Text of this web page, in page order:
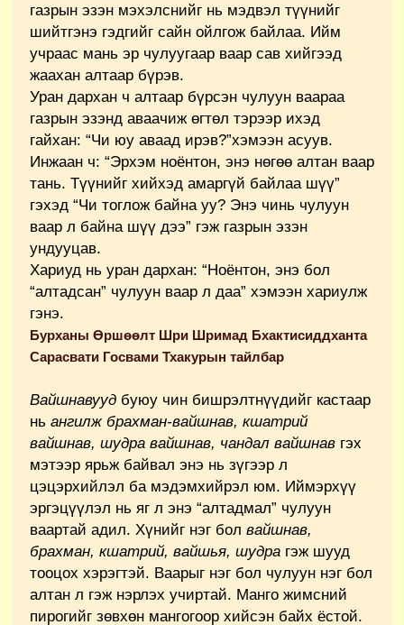
газрын эзэн мэхэлснийг нь мэдвэл түүнийг
шийтгэнэ гэдгийг сайн ойлгож байлаа. Ийм
учраас мань эр чулуугаар ваар сав хийгээд
жаахан алтаар бүрэв.
Уран дархан ч алтаар бүрсэн чулуун ваараа
газрын эзэнд аваачиж өгтөл тэрээр ихэд
гайхан: “Чи юу аваад ирэв?”хэмээн асуув.
Инжаан ч: “Эрхэм ноёнтон, энэ нөгөө алтан ваар
тань. Түүнийг хийхэд амаргүй байлаа шүү”
гэхэд “Чи тоглож байна уу? Энэ чинь чулуун
ваар л байна шүү дээ” гэж газрын эзэн
ундууцав.
Хариуд нь уран дархан: “Ноёнтон, энэ бол
“алтадсан” чулуун ваар л даа” хэмээн хариулж
гэнэ.
Бурханы Өршөөлт Шри Шримад Бхактисиддханта
Сарасвати Госвами Тхакурын тайлбар
Вайшнавууд буюу чин бишрэлтнүүдийг кастаар
нь ангилж брахман-вайшнав, кшатрий
вайшнав, шудра вайшнав, чандал вайшнав гэх
мэтээр ярьж байвал энэ нь зүгээр л
цэцэрхийлэл ба мэдэмхийрэл юм. Иймэрхүү
эргэцүүлэл нь яг л энэ “алтадмал” чулуун
ваартай адил. Хүнийг нэг бол вайшнав,
брахман, кшатрий, вайшья, шудра гэж шууд
тооцох хэрэгтэй. Ваарыг нэг бол чулуун нэг бол
алтан л гэж нэрлэх учиртай. Манго жимсний
пирогийг зөвхөн мангогоор хийсэн байх ёстой.